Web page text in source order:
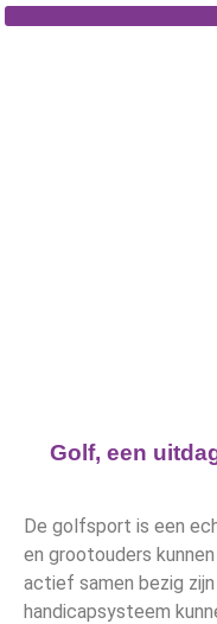
Ga
Golf, een
De golfsport is een
en grootouders
actief samen bezig
handicapsysteem